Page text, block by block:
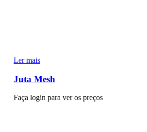
Ler mais
Juta Mesh
Faça login para ver os preços